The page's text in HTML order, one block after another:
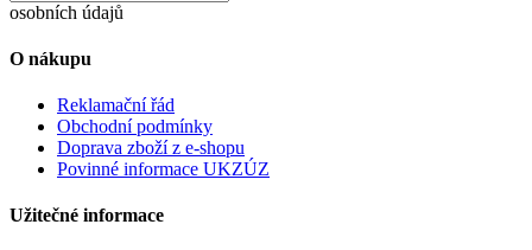
osobních údajů
O nákupu
Reklamační řád
Obchodní podmínky
Doprava zboží z e-shopu
Povinné informace UKZÚZ
Užitečné informace